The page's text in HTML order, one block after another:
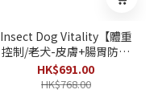
Insect Dog Vitality【體重
控制/老犬-皮膚+腸胃防敏
感】 蟲蟲蛋白+鴨肉 無麩狗
糧 7.5kg
HK$691.00
HK$768.00